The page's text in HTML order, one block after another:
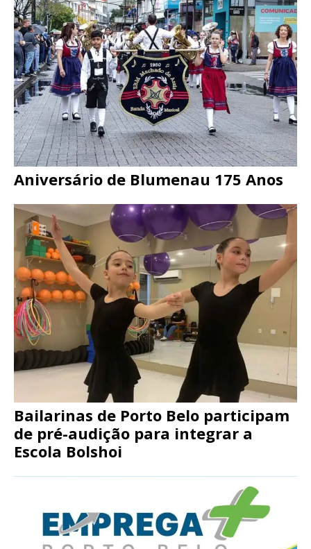
Aniversário de Blumenau 175 Anos
Bailarinas de Porto Belo participam
de pré-audição para integrar a
Escola Bolshoi